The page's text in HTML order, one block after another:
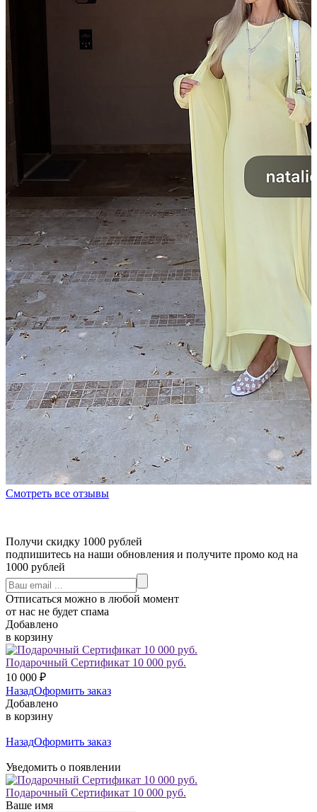
Смотреть все отзывы
Получи скидку 1000 рублей
подпишитесь на наши обновления и получите промо код на
1000 рублей
Отписаться можно в любой момент
от нас не будет спама
Добавлено
в корзину
Подарочный Сертификат 10 000 руб.
10 000 ₽
НазадОформить заказ
Добавлено
в корзину
НазадОформить заказ
Уведомить о появлении
Подарочный Сертификат 10 000 руб.
Ваше имя